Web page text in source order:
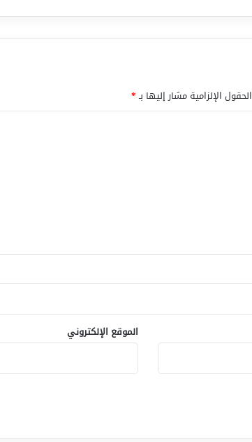
الحقول الإلزامية مشار إليها بـ*
الموقع الإلكتروني